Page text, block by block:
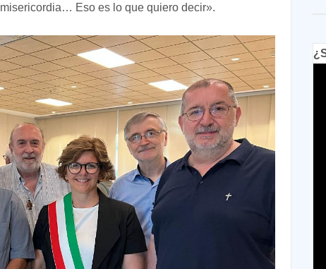
Eso es lo que quiero decir».